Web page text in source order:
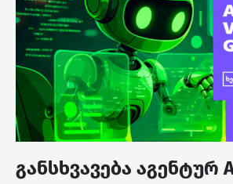
განსხვავება აგენტურ